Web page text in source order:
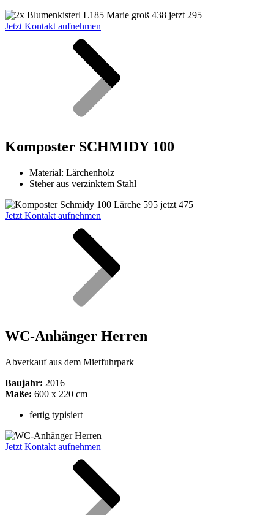
Jetzt Kontakt aufnehmen
Komposter SCHMIDY 100
Material: Lärchenholz
Steher aus verzinktem Stahl
Jetzt Kontakt aufnehmen
WC-Anhänger Herren
Abverkauf aus dem Mietfuhrpark
Baujahr: 2016
Maße: 600 x 220 cm
fertig typisiert
Jetzt Kontakt aufnehmen